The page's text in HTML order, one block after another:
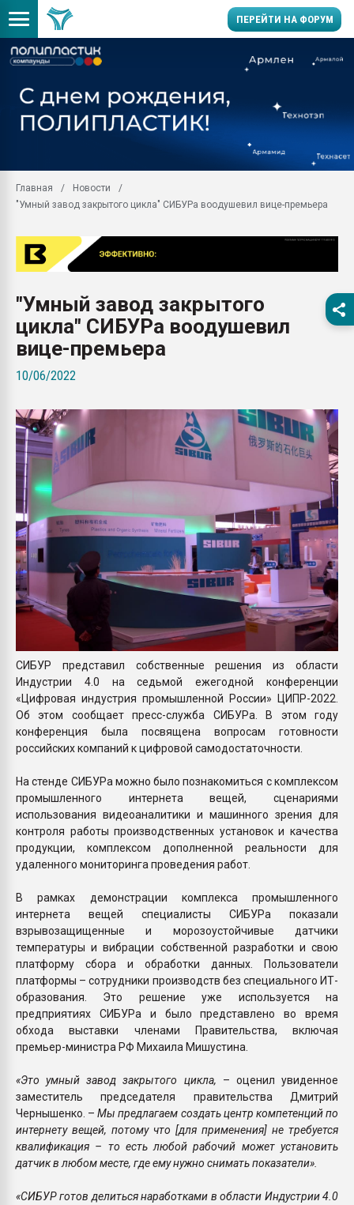
ПЕРЕЙТИ НА ФОРУМ
заводу пластмасс"
28.07.2026
пластмасс
28.07.2026
ПЕРЕЙТИ НА
Главная
Новости
"Умный завод закрытого цикла" СИБУРа воодушевил вице-премьера
"Умный завод закрытого
цикла" СИБУРа воодушевил
вице-премьера
10/06/2022
СИБУР представил собственные решения из области
Индустрии 4.0 на седьмой ежегодной конференции
«Цифровая индустрия промышленной России» ЦИПР-2022.
Об этом сообщает пресс-служба СИБУРа. В этом году
конференция была посвящена вопросам готовности
российских компаний к цифровой самодостаточности.
На стенде СИБУРа можно было познакомиться с комплексом
промышленного интернета вещей, сценариями
использования видеоаналитики и машинного зрения для
контроля работы производственных установок и качества
продукции, комплексом дополненной реальности для
удаленного мониторинга проведения работ.
В рамках демонстрации комплекса промышленного
интернета вещей специалисты СИБУРа показали
взрывозащищенные и морозоустойчивые датчики
температуры и вибрации собственной разработки и свою
платформу сбора и обработки данных. Пользователи
платформы – сотрудники производств без специального ИТ-
образования. Это решение уже используется на
предприятиях СИБУРа и было представлено во время
обхода выставки членами Правительства, включая
премьер-министра РФ Михаила Мишустина.
«Это умный завод закрытого цикла, – оценил увиденное
заместитель председателя правительства Дмитрий
Чернышенко. –Мы предлагаем создать центр компетенций по
интернету вещей, потому что [для применения] не требуется
квалификация – то есть любой рабочий может установить
датчик в любом месте, где ему нужно снимать показатели».
«СИБУР готов делиться наработками в области Индустрии 4.0